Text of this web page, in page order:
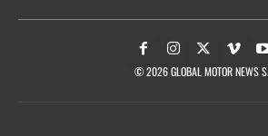
© 2026 GLOBAL MOTOR NEWS